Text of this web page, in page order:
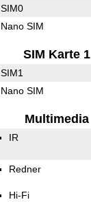
SIM0
Nano SIM
SIM Karte 1
SIM1
Nano SIM
Multimedia
IR
Redner
Hi-Fi